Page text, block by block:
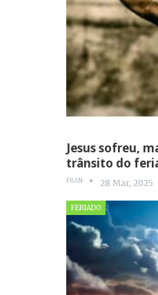
Jesus sofreu,
trânsito do
FRAN 28 Mar, 2025
FERIADO